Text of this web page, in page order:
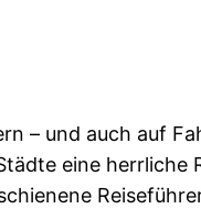
– und auch auf
eine